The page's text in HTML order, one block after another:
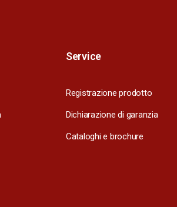
Service
Registrazione prodotto
Dichiarazione di garanzia
Cataloghi e brochure